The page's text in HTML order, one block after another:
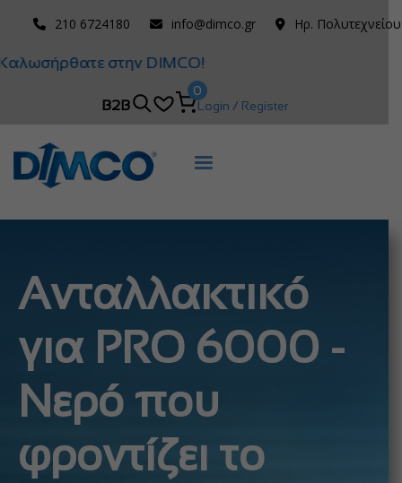
210 6724180 info@dimco.gr Ηρ.
Καλωσήρθατε στην DIMCO!
B2B
0
Login / Register
Ανταλλακτικό
για PRO 6000 -
Νερό που
φροντίζει το